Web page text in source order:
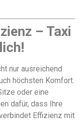
– Taxi
nur ausreichend
höchsten Komfort.
oder eine
dafür, dass Ihre
Effizienz mit